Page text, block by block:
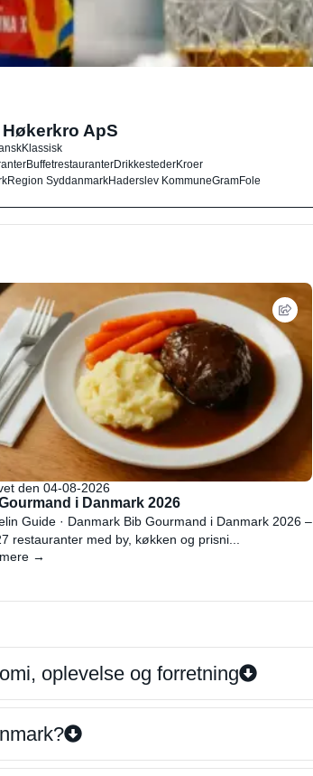
ApS
Klassisk
BuffetrestauranterDrikkestederKroer
Region SyddanmarkHaderslev KommuneGramFole
den 04-08-2026
i Danmark 2026
Guide · Danmark Bib Gourmand i Danmark 2026 –
restauranter med by, køkken og prisni...
→
oplevelse og forretning